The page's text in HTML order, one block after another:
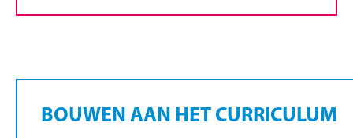
BOUWEN AAN HET CURRICULUM